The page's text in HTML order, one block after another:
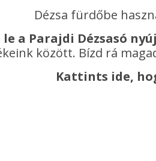
Dézsa fürdőbe
le a Parajdi Dézsasó
között. Bízd rá
Kattints ide,